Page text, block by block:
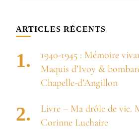
ARTICLES RÉCENTS
1940-1945 : Mémoire
Maquis d’Ivoy &
Chapelle-d’Angillon
Livre – Ma drôle de vie.
Corinne Luchaire